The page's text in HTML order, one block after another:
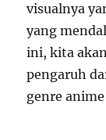
visualnya
yang
ini, kita
pengaruh
genre